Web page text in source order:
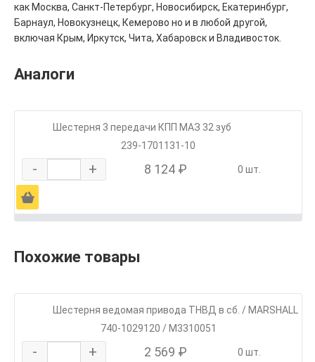
как Москва, Санкт-Петербург, Новосибирск, Екатеринбург,
Барнаул, Новокузнецк, Кемерово но и в любой другой,
включая Крым, Иркутск, Чита, Хабаровск и Владивосток.
Аналоги
Шестерня 3 передачи КПП МАЗ 32 зуб
239-1701131-10
- + 8 124 ₽ 0 шт.
Ä
Похожие товары
Шестерня ведомая привода ТНВД в сб. / MARSHALL
740-1029120 / M3310051
- + 2 569 ₽ 0 шт.